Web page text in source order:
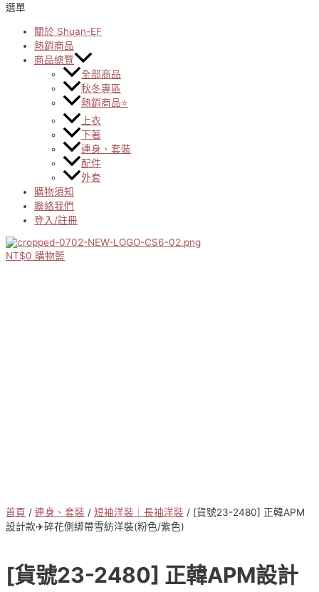
選單
關於 Shuan-EF
熱銷商品
商品總覽
全部商品
秋冬專區
熱銷商品⭐
上衣
下著
連身、套裝
配件
外套
購物須知
聯絡我們
登入/註冊
NT$0 購物籃
首頁 / 連身、套裝 / 短袖洋裝｜長袖洋裝 / [貨號23-2480] 正韓APM
設計款✈️碎花側綁帶雪紡洋裝(粉色/紫色)
[貨號23-2480] 正韓APM設計